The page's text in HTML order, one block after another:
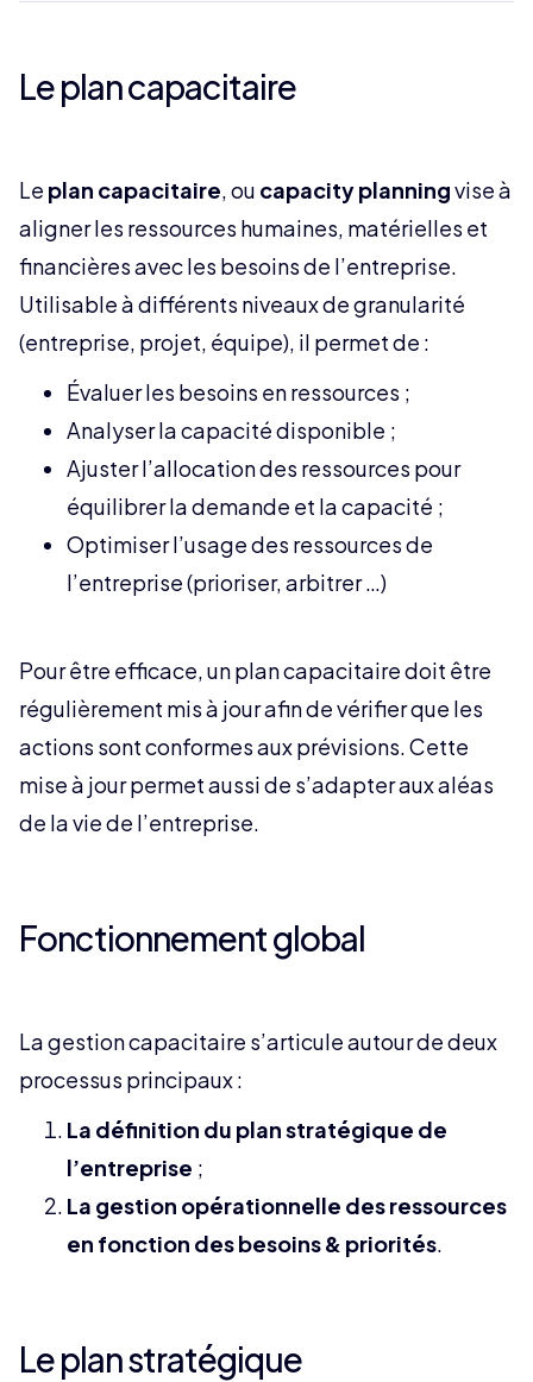
Le plan capacitaire
Le plan capacitaire, ou capacity planningvise à
aligner les ressources humaines, matérielles et
financières avec les besoins de l’entreprise.
Utilisable à différents niveaux de granularité
(entreprise, projet, équipe), il permet de :
Évaluer les besoins en ressources ;
Analyser la capacité disponible ;
Ajuster l’allocation des ressources pour
équilibrer la demande et la capacité ;
Optimiser l’usage des ressources de
l’entreprise (prioriser, arbitrer …)
Pour être efficace, un plan capacitaire doit être
régulièrement mis à jour afin de vérifier que les
actions sont conformes aux prévisions. Cette
mise à jour permet aussi de s’adapter aux aléas
de la vie de l’entreprise.
Fonctionnement global
La gestion capacitaire s’articule autour de deux
processus principaux :
La définition du plan stratégique de
l’entreprise ;
La gestion opérationnelle des ressources
en fonction des besoins & priorités.
Le plan stratégique